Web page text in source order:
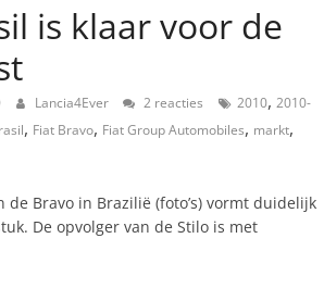
is klaar voor de
Lancia4Ever 2 reacties 2010, 2010-
, Fiat Bravo, Fiat Group Automobiles, markt,
de Bravo in Brazilië (foto’s) vormt duidelijk
De opvolger van de Stilo is met